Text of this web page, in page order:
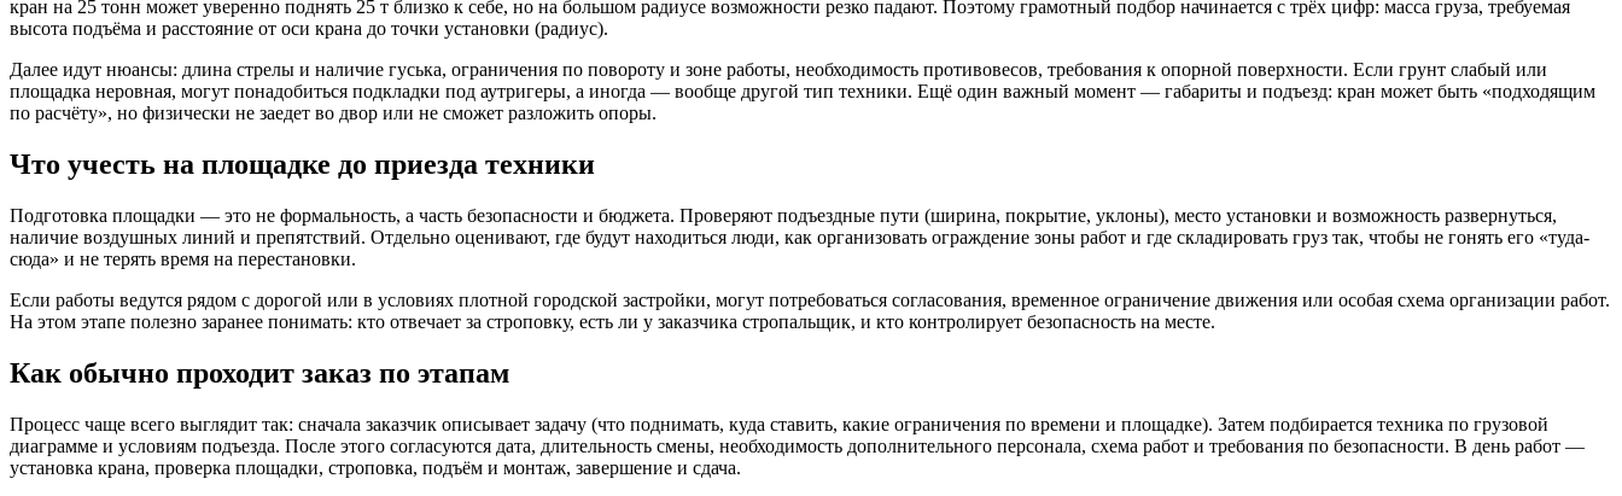
кран на 25 тонн может уверенно поднять 25 т близко к себе, но на большом радиусе возможности резко падают. Поэтому грамотный подбор начинается с трёх цифр: масса груза, требуемая
высота подъёма и расстояние от оси крана до точки установки (радиус).
Далее идут нюансы: длина стрелы и наличие гуська, ограничения по повороту и зоне работы, необходимость противовесов, требования к опорной поверхности. Если грунт слабый или
площадка неровная, могут понадобиться подкладки под аутригеры, а иногда — вообще другой тип техники. Ещё один важный момент — габариты и подъезд: кран может быть «подходящим
по расчёту», но физически не заедет во двор или не сможет разложить опоры.
Что учесть на площадке до приезда техники
Подготовка площадки — это не формальность, а часть безопасности и бюджета. Проверяют подъездные пути (ширина, покрытие, уклоны), место установки и возможность развернуться,
наличие воздушных линий и препятствий. Отдельно оценивают, где будут находиться люди, как организовать ограждение зоны работ и где складировать груз так, чтобы не гонять его «туда-
сюда» и не терять время на перестановки.
Если работы ведутся рядом с дорогой или в условиях плотной городской застройки, могут потребоваться согласования, временное ограничение движения или особая схема организации работ.
На этом этапе полезно заранее понимать: кто отвечает за строповку, есть ли у заказчика стропальщик, и кто контролирует безопасность на месте.
Как обычно проходит заказ по этапам
Процесс чаще всего выглядит так: сначала заказчик описывает задачу (что поднимать, куда ставить, какие ограничения по времени и площадке). Затем подбирается техника по грузовой
диаграмме и условиям подъезда. После этого согласуются дата, длительность смены, необходимость дополнительного персонала, схема работ и требования по безопасности. В день работ —
установка крана, проверка площадки, строповка, подъём и монтаж, завершение и сдача.